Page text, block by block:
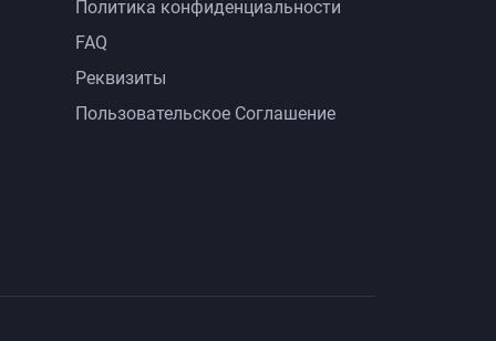
Политика конфиденциальности
FAQ
Реквизиты
Пользовательское Соглашение